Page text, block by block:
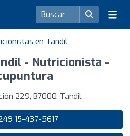
en Tandil
- Nutricionista -
229, B7000, Tandil
15-437-5617